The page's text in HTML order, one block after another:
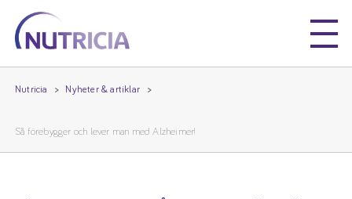
Nutricia
Nutricia
Nutricia Nyheter & artiklar
Så förebygger och lever man med Alzheimer!